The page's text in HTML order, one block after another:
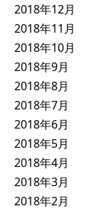
2018年12月
2018年11月
2018年10月
2018年9月
2018年8月
2018年7月
2018年6月
2018年5月
2018年4月
2018年3月
2018年2月